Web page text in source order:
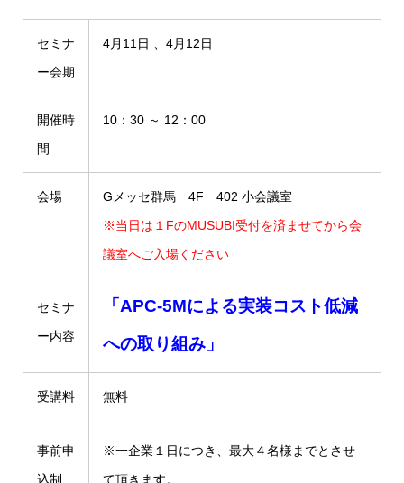
セミナ
ー会期
4月11日 、4月12日
開催時
間
10：30 ～ 12：00
会場
Gメッセ群馬 4F 402 小会議室
※当日は１FのMUSUBI受付を済ませてから会
議室へご入場ください
セミナ
ー内容
「APC-5Mによる実装コスト低減
への取り組み」
受講料
事前申
込制
無料
※一企業１日につき、最大４名様までとさせ
て頂きます。